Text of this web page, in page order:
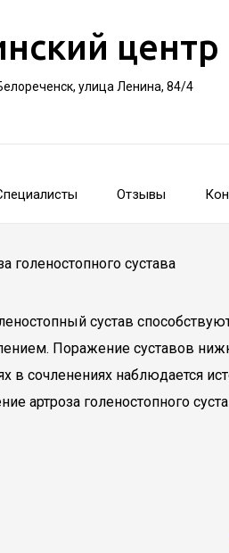
центр
улица Ленина, 84/4
Отзывы
голеностопного сустава
сустав
Поражение суставов
в сочленениях наблюдается
артроза голеностопного